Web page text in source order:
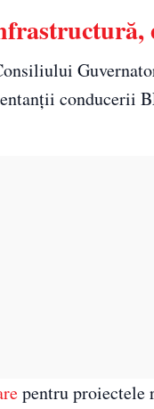
conducerii
pentru proiectele